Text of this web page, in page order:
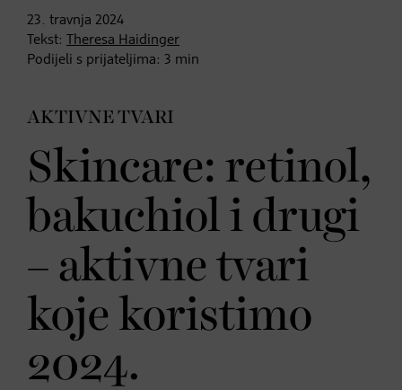
23. travnja 2024
Tekst:
Theresa Haidinger
Podijeli s prijateljima: 3 min
AKTIVNE TVARI
Skincare: retinol,
bakuchiol i drugi
– aktivne tvari
koje koristimo
2024.